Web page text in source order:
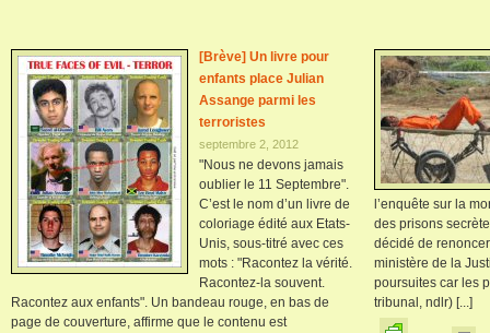
[Brève] Un livre pour
enfants place Julian
Assange parmi les
terroristes
septembre 2, 2012
"Nous ne devons jamais
oublier le 11 Septembre".
C’est le nom d’un livre de
coloriage édité aux Etats-
Unis, sous-titré avec ces
mots : "Racontez la vérité.
Racontez-la souvent.
Racontez aux enfants". Un bandeau rouge, en bas de
page de couverture, affirme que le contenu est
l’enquête sur la
des prisons
décidé de
ministère de la
poursuites car les
tribunal, ndlr) [...]